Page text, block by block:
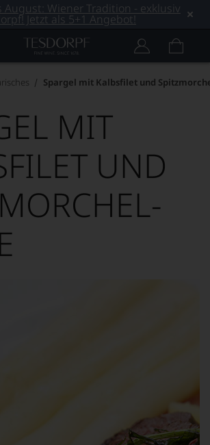
August: Wiener Tradition - exklusiv
Jetzt als 5+1 Angebot!
Spargel mit Kalbsfilet und
MIT
UND